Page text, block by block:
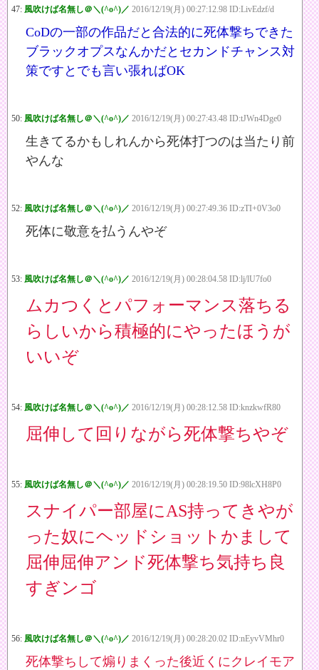
47: 風吹けば名無し＠＼(^o^)／ 2016/12/19(月) 00:27:12.98 ID:LivEdzf/d
CoDの一部の作品だと合法的に死体撃ちできた
ブラックオプスなんかだとセカンドチャンス対
策ですとでも言い張ればOK
50: 風吹けば名無し＠＼(^o^)／ 2016/12/19(月) 00:27:43.48 ID:tJWn4Dge0
生きてるかもしれんから死体打つのは当たり前
やんな
52: 風吹けば名無し＠＼(^o^)／ 2016/12/19(月) 00:27:49.36 ID:zTI+0V3o0
死体に敬意を払うんやぞ
53: 風吹けば名無し＠＼(^o^)／ 2016/12/19(月) 00:28:04.58 ID:lj/lU7fo0
ムカつくとパフォーマンス落ちる
らしいから積極的にやったほうが
いいぞ
54: 風吹けば名無し＠＼(^o^)／ 2016/12/19(月) 00:28:12.58 ID:knzkwfR80
屈伸して回りながら死体撃ちやぞ
55: 風吹けば名無し＠＼(^o^)／ 2016/12/19(月) 00:28:19.50 ID:98lcXH8P0
スナイパー部屋にAS持ってきやが
った奴にヘッドショットかまして
屈伸屈伸アンド死体撃ち気持ち良
すぎンゴ
56: 風吹けば名無し＠＼(^o^)／ 2016/12/19(月) 00:28:20.02 ID:nEyvVMhr0
死体撃ちして煽りまくった後近くにクレイモア